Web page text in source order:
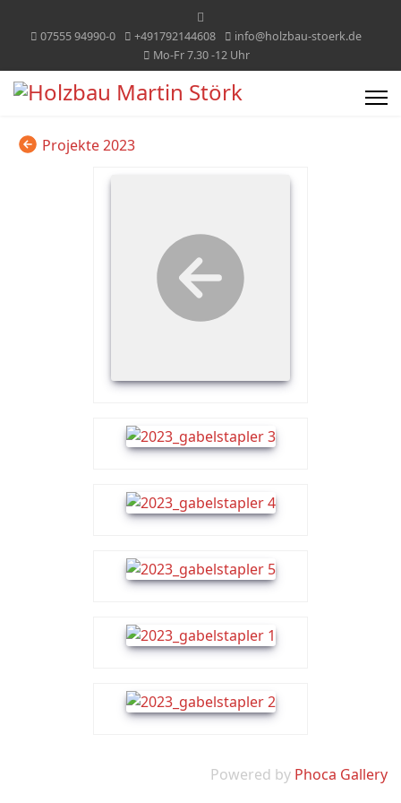
07555 94990-0 +491792144608
info@holzbau-stoerk.de
Mo-Fr 7.30 -12 Uhr
Projekte 2023
Powered by Phoca Gallery